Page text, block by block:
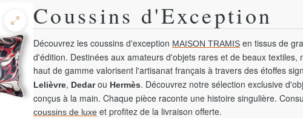
Coussins d'Exception
Découvrez les coussins d'exception MAISON TRAMIS en tissus de
d'édition. Destinées aux amateurs d'objets rares et de beaux textiles,
haut de gamme valorisent l'artisanat français à travers des étoffes
Lelièvre, Dedarou Hermès. Découvrez notre sélection exclusive
conçus à la main. Chaque pièce raconte une histoire singulière.
coussins de luxe et profitez de la livraison offerte.